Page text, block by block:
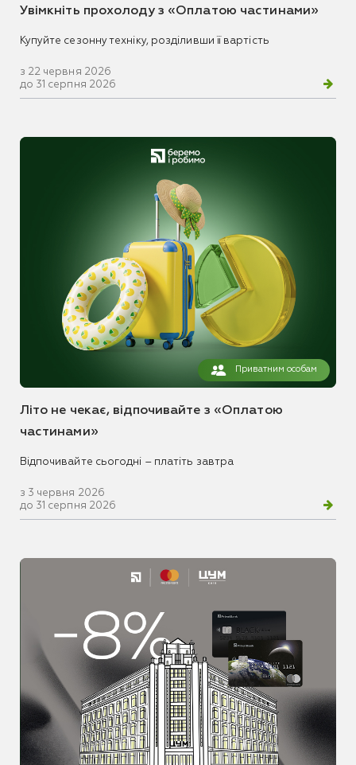
Увімкніть прохолоду з «Оплатою частинами»
Купуйте сезонну техніку, розділивши її вартість
з 22 червня 2026
до 31 серпня 2026
Приватним особам
Літо не чекає, відпочивайте з «Оплатою
частинами»
Відпочивайте сьогодні – платіть завтра
з 3 червня 2026
до 31 серпня 2026